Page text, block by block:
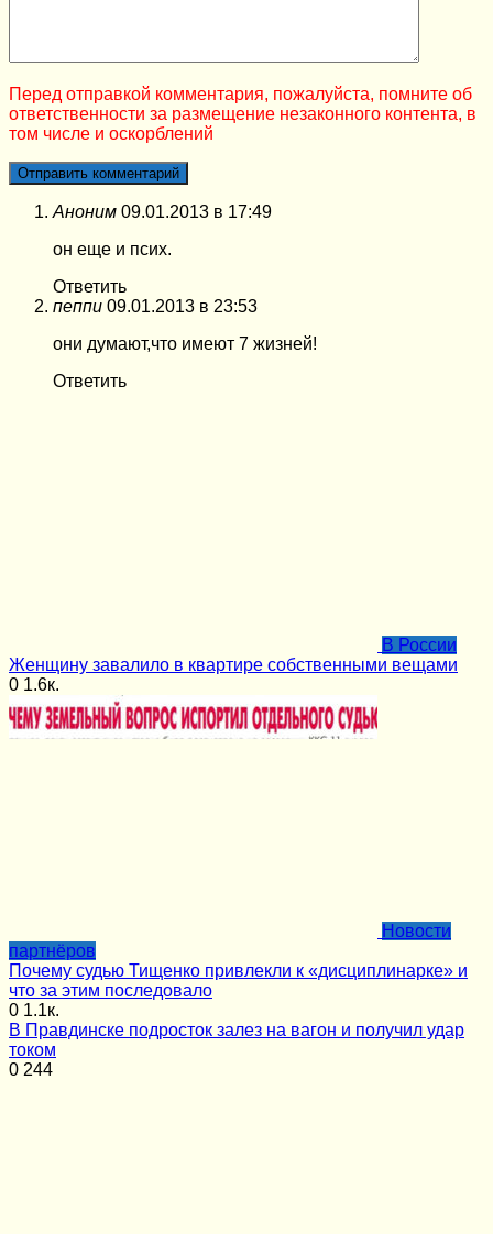
Перед отправкой комментария, пожалуйста, помните об
ответственности за размещение незаконного контента, в
том числе и оскорблений
Аноним 09.01.2013 в 17:49
он еще и псих.
Ответить
пеппи 09.01.2013 в 23:53
они думают,что имеют 7 жизней!
Ответить
В России
Женщину завалило в квартире собственными вещами
0 1.6к.
Новости
партнёров
Почему судью Тищенко привлекли к «дисциплинарке» и
что за этим последовало
0 1.1к.
В Правдинске подросток залез на вагон и получил удар
током
0 244